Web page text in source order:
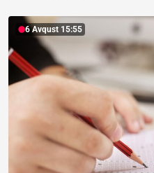
6 Avqust 15:55